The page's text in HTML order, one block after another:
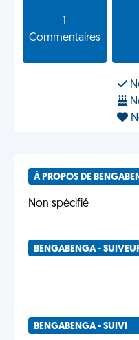
Commentaires
À PROPOS DE
Non spécifié
BENGABENGA -
BENGABENGA - SUIVI